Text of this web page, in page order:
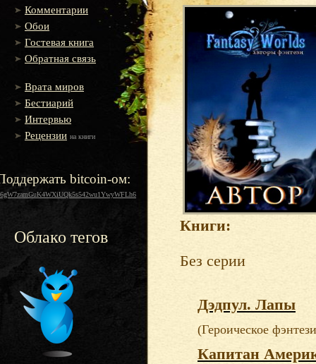
Комментарии
Обои
Гостевая книга
Обратная связь
Врата миров
Бестиарий
Интервью
Рецензии на книги
bitcoin-ом:
Облако тегов
Книги:
Без серии
Дэдпул. Лапы
(Героическое
Капитан